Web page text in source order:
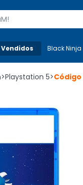
Mais-v-
Black Ninja
>Playstation 5>Código